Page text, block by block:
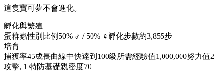
這隻寶可夢不會進化。
孵化與繁殖
蛋群蟲性別比例 50% ♂ / 50% ♀ 孵化步數約3,855步
培育
捕獲率45成長曲線中快達到100級所需經驗值1,000,000努力值2
攻擊, 1 特防基礎親密度70